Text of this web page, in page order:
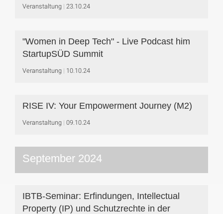
Veranstaltung 23.10.24
"Women in Deep Tech" - Live Podcast him
StartupSÜD Summit
Veranstaltung 10.10.24
RISE IV: Your Empowerment Journey (M2)
Veranstaltung 09.10.24
September 2024
IBTB-Seminar: Erfindungen, Intellectual
Property (IP) und Schutzrechte in der